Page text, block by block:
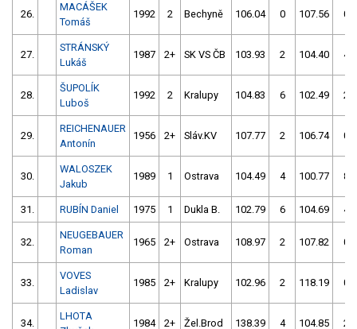
26.
MACÁŠEK
Tomáš
1992 2 Bechyně 106.04 0 107.56 0
27.
STRÁNSKÝ
Lukáš
1987 2+ SK VS ČB 103.93 2 104.40 4
28.
ŠUPOLÍK
Luboš
1992 2 Kralupy 104.83 6 102.49 2
29.
REICHENAUER
Antonín
1956 2+ Sláv.KV 107.77 2 106.74 0
30.
WALOSZEK
Jakub
1989 1 Ostrava 104.49 4 100.77 8
31. RUBÍN Daniel 1975 1 Dukla B. 102.79 6 104.69 4
32.
NEUGEBAUER
Roman
1965 2+ Ostrava 108.97 2 107.82 0
33.
VOVES
Ladislav
1985 2+ Kralupy 102.96 2 118.19 0
34.
LHOTA
1984 2+ Žel.Brod 138.39 4 104.85 2